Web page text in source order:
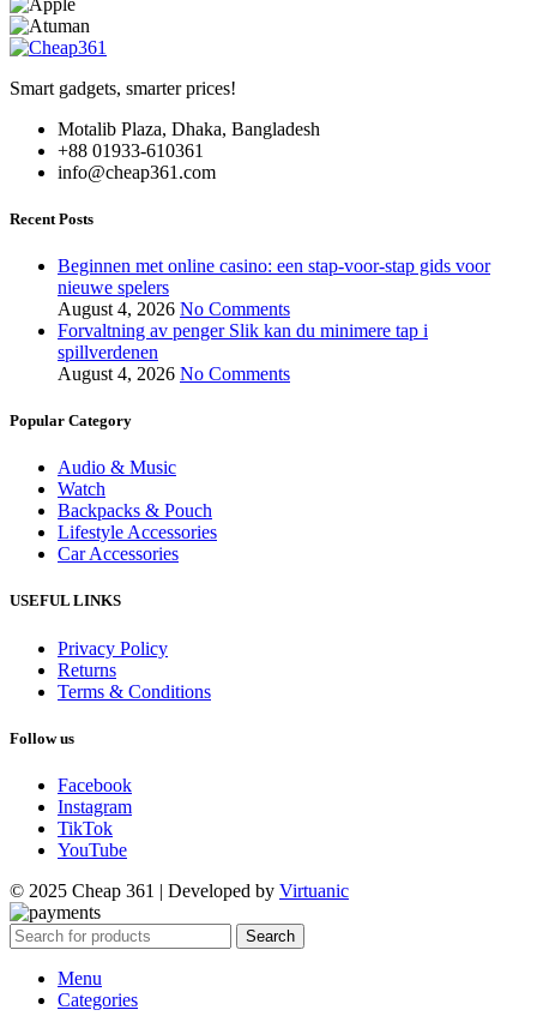
Smart gadgets, smarter prices!
Motalib Plaza, Dhaka, Bangladesh
+88 01933-610361
info@cheap361.com
Recent Posts
Beginnen met online casino: een stap-voor-stap gids voor
nieuwe spelers
August 4, 2026 No Comments
Forvaltning av penger Slik kan du minimere tap i
spillverdenen
August 4, 2026 No Comments
Popular Category
Audio & Music
Watch
Backpacks & Pouch
Lifestyle Accessories
Car Accessories
USEFUL LINKS
Privacy Policy
Returns
Terms & Conditions
Follow us
Facebook
Instagram
TikTok
YouTube
© 2025 Cheap 361 | Developed by Virtuanic
Search
Menu
Categories